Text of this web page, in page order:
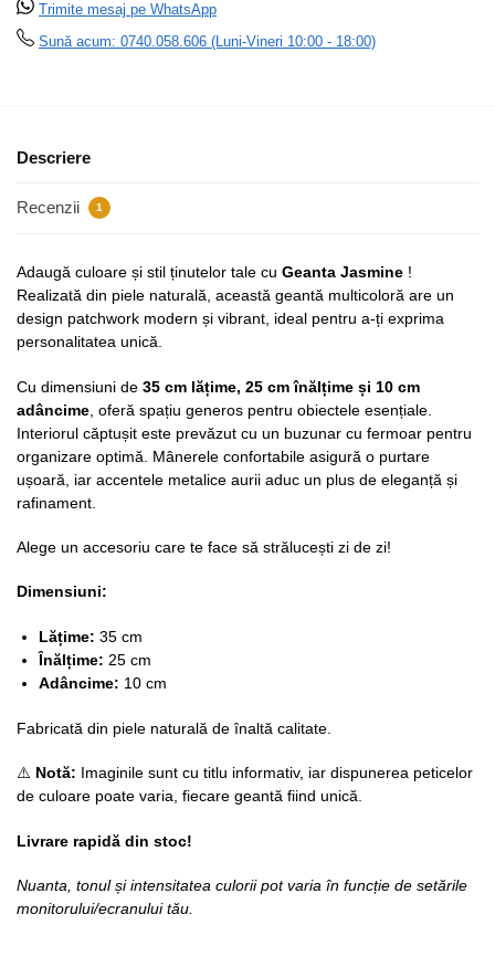
Trimite mesaj pe WhatsApp
Sună acum: 0740.058.606 (Luni-Vineri 10:00 - 18:00)
Descriere
Recenzii 1
Adaugă culoare și stil ținutelor tale cu Geanta Jasmine !
Realizată din piele naturală, această geantă multicoloră are un
design patchwork modern și vibrant, ideal pentru a-ți exprima
personalitatea unică.
Cu dimensiuni de 35 cm lățime, 25 cm înălțime și 10 cm
adâncime , oferă spațiu generos pentru obiectele esențiale.
Interiorul căptușit este prevăzut cu un buzunar cu fermoar pentru
organizare optimă. Mânerele confortabile asigură o purtare
ușoară, iar accentele metalice aurii aduc un plus de eleganță și
rafinament.
Alege un accesoriu care te face să strălucești zi de zi!
Dimensiuni:
Lățime: 35 cm
Înălțime: 25 cm
Adâncime: 10 cm
Fabricată din piele naturală de înaltă calitate.
⚠️ Notă: Imaginile sunt cu titlu informativ, iar dispunerea peticelor
de culoare poate varia, fiecare geantă fiind unică.
Livrare rapidă din stoc!
Nuanta, tonul și intensitatea culorii pot varia în funcție de setările
monitorului/ecranului tău.